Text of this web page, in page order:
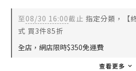
至08/30 16:00截止 指定分類，【
式 買3件85折
全店，網店限時$350免運費
查看更多